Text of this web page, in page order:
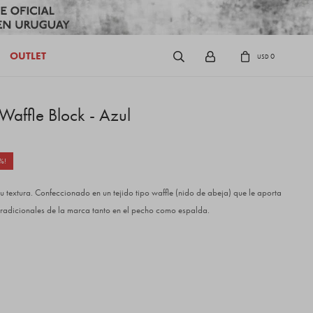
OUTLET USD0
Block - Azul
textura. Confeccionado en un tejido tipo waffle (nido de abeja) que le aporta
de la marca tanto en el pecho como espalda.